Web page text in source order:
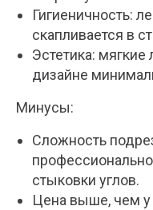
Гигиеничность:
скапливается в
Эстетика:
дизайне
Минусы:
Сложность
стыковки углов.
Цена выше, чем у